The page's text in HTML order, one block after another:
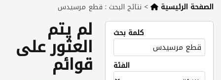
الصفحة الرئيسية > نتائج البحث : قطع مرسيدس
كلمة بحث
الفئة
لم يتم
العثور على
قوائم